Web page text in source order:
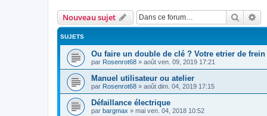
Nouveau sujet
SUJETS
Ou faire un double de clé ? Votre etrier de
par Rosenrot68 » août ven. 09, 2019 17:21
Manuel utilisateur ou atelier
par Rosenrot68 » août dim. 04, 2019 17:15
Défaillance électrique
par bargmax » mai ven. 04, 2018 10:52